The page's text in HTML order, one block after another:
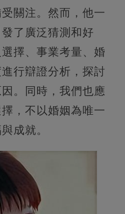
關注。然而，他一
了廣泛猜測和好
擇、事業考量、婚
行辯證分析，探討
。同時，我們也應
，不以婚姻為唯一
成就。